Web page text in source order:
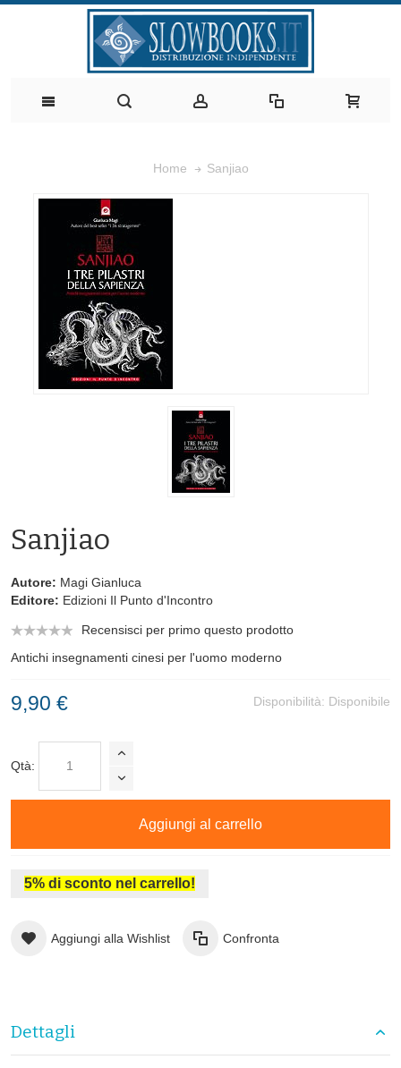
Home Sanjiao
Sanjiao
Autore: Magi Gianluca
Editore: Edizioni Il Punto d'Incontro
Recensisci per primo questo prodotto
Antichi insegnamenti cinesi per l'uomo moderno
Disponibilità: Disponibile
9,90 €
Qtà:
Aggiungi al carrello
5% di sconto nel carrello!
Aggiungi alla Wishlist Confronta
Dettagli